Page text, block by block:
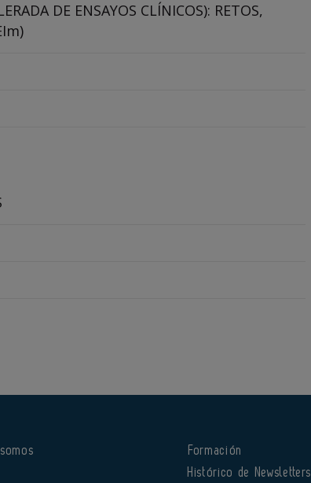
DE ENSAYOS CLÍNICOS): RETOS,
Formación
Histórico de Newsletters